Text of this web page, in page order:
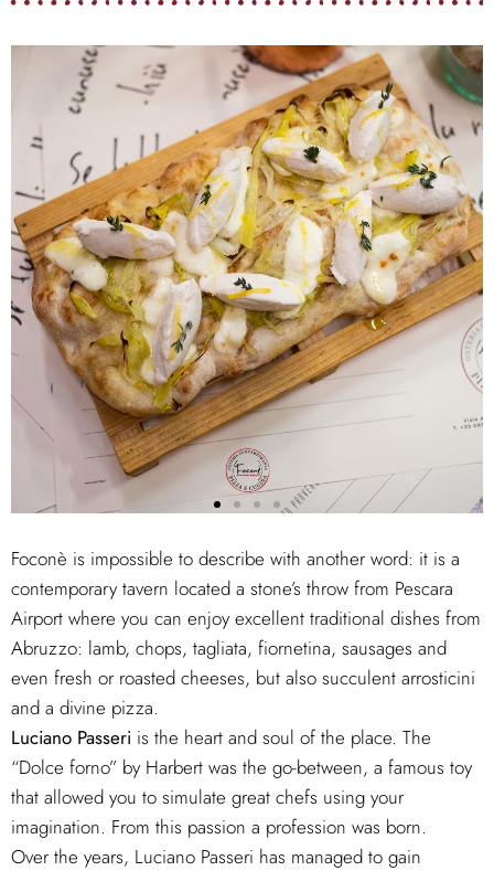
Foconè is impossible to describe with another word: it is a
contemporary tavern located a stone’s throw from Pescara
Airport where you can enjoy excellent traditional dishes from
Abruzzo: lamb, chops, tagliata, fiornetina, sausages and
even fresh or roasted cheeses, but also succulent arrosticini
and a divine pizza.
Luciano Passeri is the heart and soul of the place. The
“Dolce forno” by Harbert was the go-between, a famous toy
that allowed you to simulate great chefs using your
imagination. From this passion a profession was born.
Over the years, Luciano Passeri has managed to gain